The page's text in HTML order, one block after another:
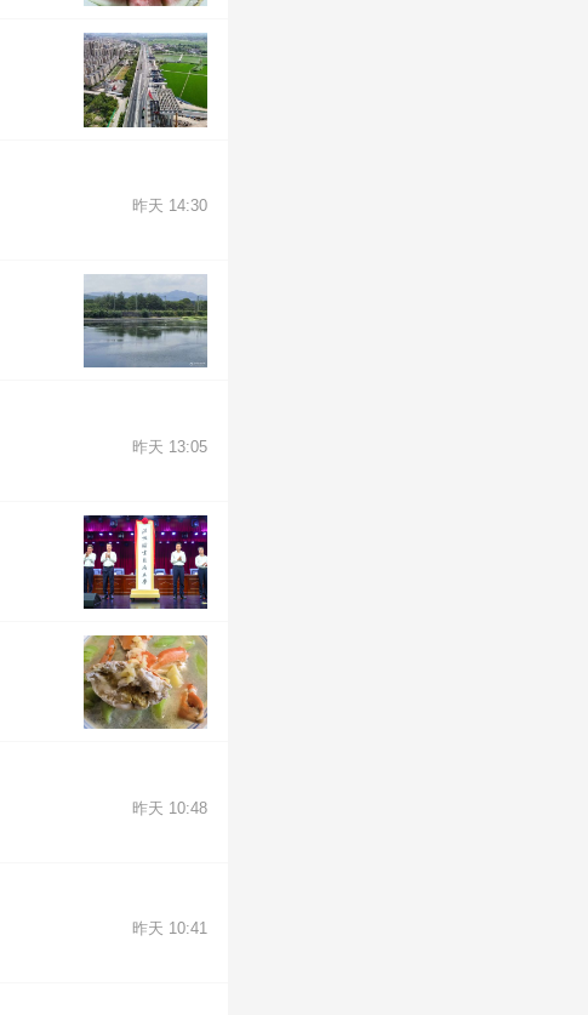
昨天 14:30
昨天 13:05
昨天 10:48
昨天 10:41